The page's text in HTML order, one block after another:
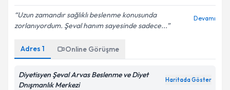
Uzun zamandır sağlıklı beslenme konusunda
zorlanıyordum. Şeval hanım sayesinde sadece...
Devamı
Adres 1 Online Görüşme
Diyetisyen Şeval Arvas Beslenme ve Diyet
Dnışmanlık Merkezi
Haritada Göster